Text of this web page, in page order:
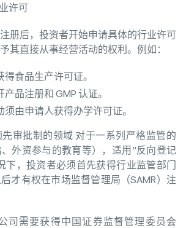
许可
册后，投资者开始申请具体的行业许可
其直接从事经营活动的权利。例如：
食品生产许可证。
品注册和 GMP 认证。
由申请人获得办学许可证。
审批制的领域 对于一系列严格监管的
外资参与的教育等），适用“反向登记
下，投资者必须首先获得行业监管部门
才有权在市场监督管理局（SAMR）注
司需要获得中国证券监督管理委员会